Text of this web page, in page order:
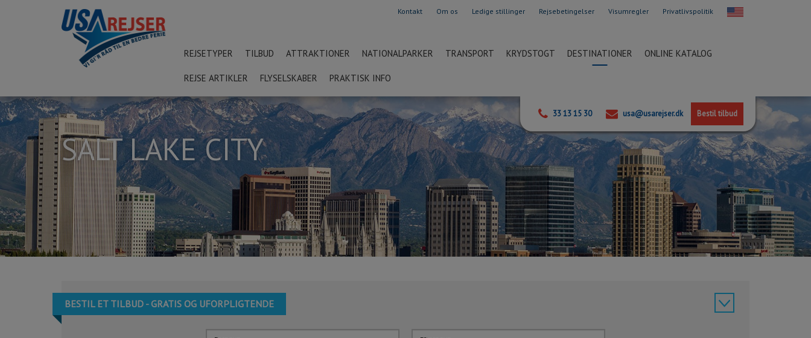
Kontakt Om os Ledige stillinger Rejsebetingelser Visumregler Privatlivspolitik
REJSETYPER TILBUD ATTRAKTIONER NATIONALPARKER TRANSPORT KRYDSTOGT DESTINATIONER ONLINE KATALOG
REJSE ARTIKLER FLYSELSKABER PRAKTISK INFO
33 13 15 30 usa@usarejser.dk Bestil tilbud
SALT LAKE CITY
BESTIL ET TILBUD - GRATIS OG UFORPLIGTENDE